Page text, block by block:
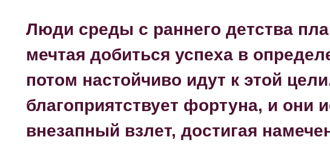
Люди среды с раннего детства
мечтая добиться успеха в
потом настойчиво идут к этой
благоприятствует фортуна, и они
внезапный взлет, достигая